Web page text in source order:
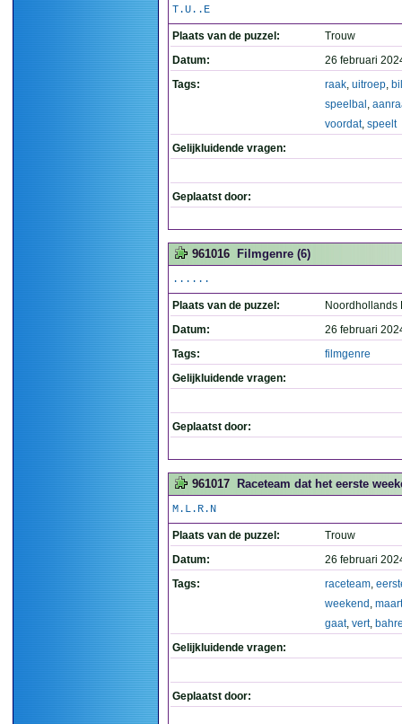
T.U..E
Plaats van de puzzel:
Trouw
Datum:
26 februari
Tags:
raak, uitroep,
speelbal ,
voordat, speelt
Gelijkluidende vragen:
Geplaatst door:
961016 Filmgenre (6)
......
Plaats van de puzzel:
Noordhollands
Datum:
26 februari
Tags:
filmgenre
Gelijkluidende vragen:
Geplaatst door:
961017 Raceteam dat het eerste
M.L.R.N
Plaats van de puzzel:
Trouw
Datum:
26 februari
Tags:
raceteam,
weekend , maart
gaat, vert,
Gelijkluidende vragen:
Geplaatst door: